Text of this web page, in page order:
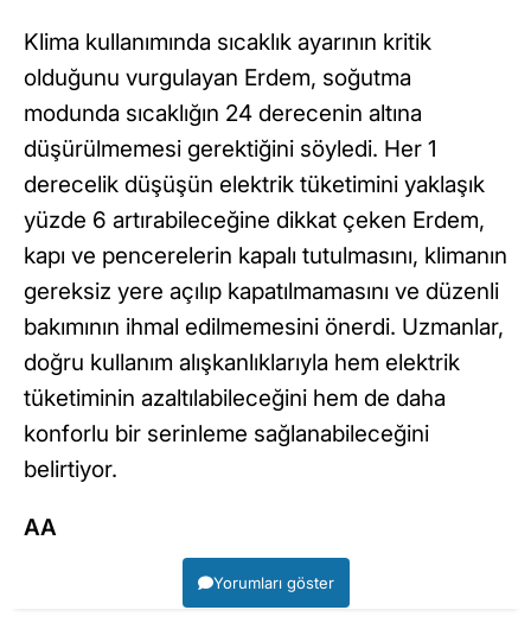
Klima kullanımında sıcaklık ayarının kritik
olduğunu vurgulayan Erdem, soğutma
modunda sıcaklığın 24 derecenin altına
düşürülmemesi gerektiğini söyledi. Her 1
derecelik düşüşün elektrik tüketimini yaklaşık
yüzde 6 artırabileceğine dikkat çeken Erdem,
kapı ve pencerelerin kapalı tutulmasını, klimanın
gereksiz yere açılıp kapatılmamasını ve düzenli
bakımının ihmal edilmemesini önerdi. Uzmanlar,
doğru kullanım alışkanlıklarıyla hem elektrik
tüketiminin azaltılabileceğini hem de daha
konforlu bir serinleme sağlanabileceğini
belirtiyor.
AA
Yorumları göster